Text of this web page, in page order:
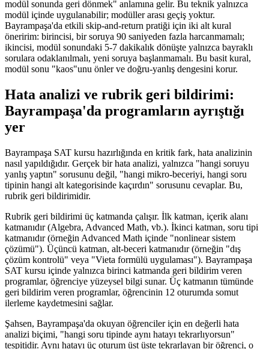
modül sonunda geri dönmek" anlamına gelir. Bu teknik yalnızca
modül içinde uygulanabilir; modüller arası geçiş yoktur.
Bayrampaşa'da etkili skip-and-return pratiği için iki alt kural
öneririm: birincisi, bir soruya 90 saniyeden fazla harcanmamalı;
ikincisi, modül sonundaki 5-7 dakikalık dönüşte yalnızca bayraklı
sorulara odaklanılmalı, yeni soruya başlanmamalı. Bu basit kural,
modül sonu "kaos"unu önler ve doğru-yanlış dengesini korur.
Hata analizi ve rubrik geri bildirimi:
Bayrampaşa'da programların ayrıştığı
yer
Bayrampaşa SAT kursu hazırlığında en kritik fark, hata analizinin
nasıl yapıldığıdır. Gerçek bir hata analizi, yalnızca "hangi soruyu
yanlış yaptın" sorusunu değil, "hangi mikro-beceriyi, hangi soru
tipinin hangi alt kategorisinde kaçırdın" sorusunu cevaplar. Bu,
rubrik geri bildirimidir.
Rubrik geri bildirimi üç katmanda çalışır. İlk katman, içerik alanı
katmanıdır (Algebra, Advanced Math, vb.). İkinci katman, soru tipi
katmanıdır (örneğin Advanced Math içinde "nonlinear sistem
çözümü"). Üçüncü katman, alt-beceri katmanıdır (örneğin "dış
çözüm kontrolü" veya "Vieta formülü uygulaması"). Bayrampaşa
SAT kursu içinde yalnızca birinci katmanda geri bildirim veren
programlar, öğrenciye yüzeysel bilgi sunar. Üç katmanın tümünde
geri bildirim veren programlar, öğrencinin 12 oturumda somut
ilerleme kaydetmesini sağlar.
Şahsen, Bayrampaşa'da okuyan öğrenciler için en değerli hata
analizi biçimi, "hangi soru tipinde aynı hatayı tekrarlıyorsun"
tespitidir. Aynı hatayı üç oturum üst üste tekrarlayan bir öğrenci, o